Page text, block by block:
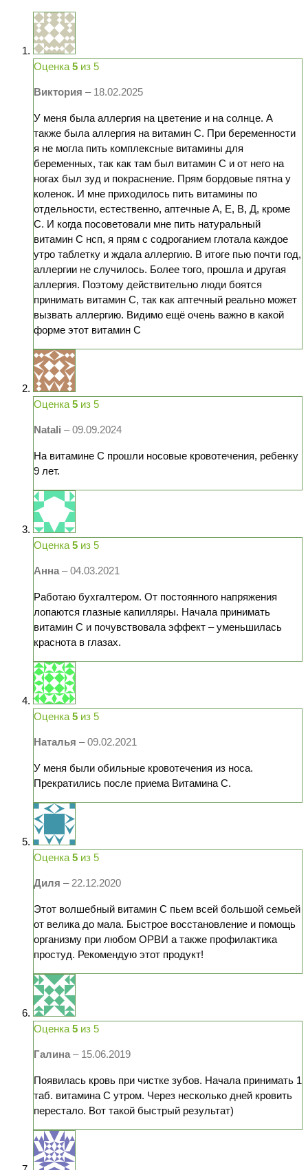
Оценка 5 из 5
Виктория – 18.02.2025
У меня была аллергия на цветение и на солнце. А
также была аллергия на витамин С. При беременности
я не могла пить комплексные витамины для
беременных, так как там был витамин С и от него на
ногах был зуд и покраснение. Прям бордовые пятна у
коленок. И мне приходилось пить витамины по
отдельности, естественно, аптечные А, Е, В, Д, кроме
С. И когда посоветовали мне пить натуральный
витамин С нсп, я прям с содроганием глотала каждое
утро таблетку и ждала аллергию. В итоге пью почти год,
аллергии не случилось. Более того, прошла и другая
аллергия. Поэтому действительно люди боятся
принимать витамин С, так как аптечный реально может
вызвать аллергию. Видимо ещё очень важно в какой
форме этот витамин С
Оценка 5 из 5
Natali – 09.09.2024
На витамине С прошли носовые кровотечения, ребенку
9 лет.
Оценка 5 из 5
Анна – 04.03.2021
Работаю бухгалтером. От постоянного напряжения
лопаются глазные капилляры. Начала принимать
витамин С и почувствовала эффект – уменьшилась
краснота в глазах.
Оценка 5 из 5
Наталья – 09.02.2021
У меня были обильные кровотечения из носа.
Прекратились после приема Витамина С.
Оценка 5 из 5
Диля – 22.12.2020
Этот волшебный витамин С пьем всей большой семьей
от велика до мала. Быстрое восстановление и помощь
организму при любом ОРВИ а также профилактика
простуд. Рекомендую этот продукт!
Оценка 5 из 5
Галина – 15.06.2019
Появилась кровь при чистке зубов. Начала принимать 1
таб. витамина С утром. Через несколько дней кровить
перестало. Вот такой быстрый результат)